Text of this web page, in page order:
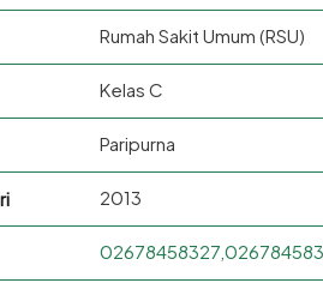
Rumah Sakit Umum (RSU)
Kelas C
Paripurna
2013